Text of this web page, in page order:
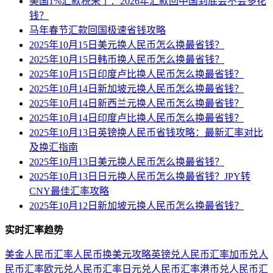
钱？
马年春节汇款回国极速省钱攻略
2025年10月15日美元换人民币怎么换最省钱？
2025年10月15日韩币换人民币怎么换最省钱？
2025年10月15日印度卢比换人民币怎么换最省钱？
2025年10月14日新加坡元换人民币怎么换最省钱？
2025年10月14日新西兰元换人民币怎么换最省钱？
2025年10月14日印度卢比换人民币怎么换最省钱？
2025年10月13日英镑换人民币省钱攻略：最新汇率对比
及换汇指南
2025年10月13日美元换人民币怎么换最省钱？
2025年10月13日日元换人民币怎么换最省钱？JPY转
CNY最佳汇率攻略
2025年10月12日新加坡元换人民币怎么换最省钱？
实时汇率趋势
美金人民币汇率人民币换美元攻略英镑兑人民币汇率加币兑人
民币汇率欧元兑人民币汇率 日元兑人民币汇率港币兑人民币汇